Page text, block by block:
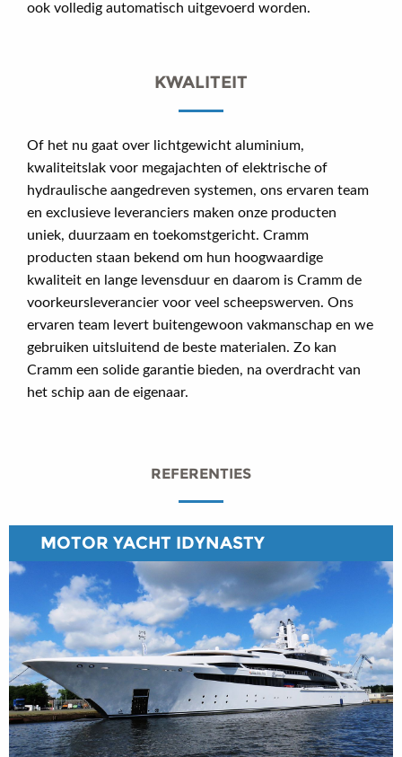
ook volledig automatisch uitgevoerd worden.
KWALITEIT
Of het nu gaat over lichtgewicht aluminium,
kwaliteitslak voor megajachten of elektrische of
hydraulische aangedreven systemen, ons ervaren team
en exclusieve leveranciers maken onze producten
uniek, duurzaam en toekomstgericht. Cramm
producten staan bekend om hun hoogwaardige
kwaliteit en lange levensduur en daarom is Cramm de
voorkeursleverancier voor veel scheepswerven. Ons
ervaren team levert buitengewoon vakmanschap en we
gebruiken uitsluitend de beste materialen. Zo kan
Cramm een solide garantie bieden, na overdracht van
het schip aan de eigenaar.
REFERENTIES
MOTOR YACHT IDYNASTY